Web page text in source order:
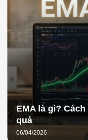
EMA là gì?
quả
06/04/2026